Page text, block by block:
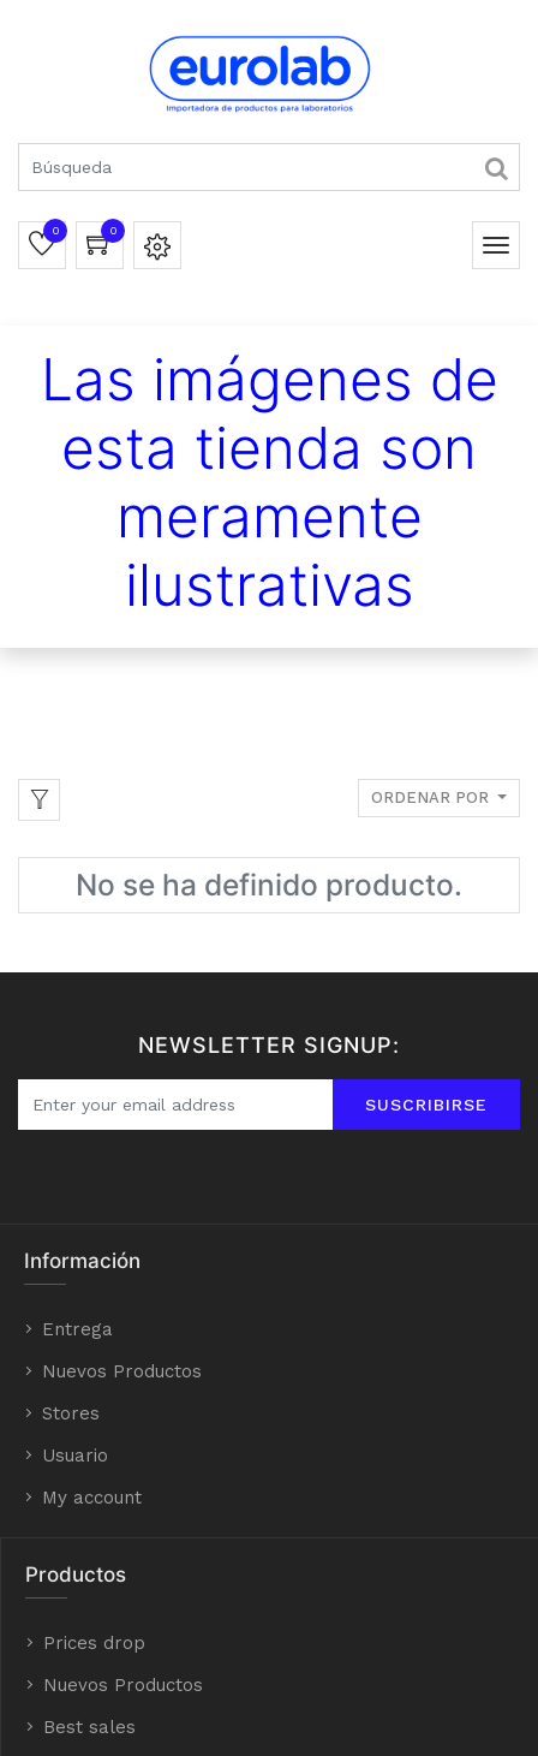
0 0
Las imágenes de
esta tienda son
meramente
ilustrativas
ORDENAR POR
No se ha definido producto.
NEWSLETTER SIGNUP:
SUSCRIBIRSE
Información
Entrega
Nuevos Productos
Stores
Usuario
My account
Productos
Prices drop
Nuevos Productos
Best sales